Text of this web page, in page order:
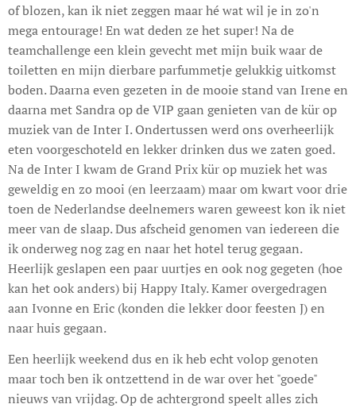
of blozen, kan ik niet zeggen maar hé wat wil je in zo'n
mega entourage! En wat deden ze het super! Na de
teamchallenge een klein gevecht met mijn buik waar de
toiletten en mijn dierbare parfummetje gelukkig uitkomst
boden. Daarna even gezeten in de mooie stand van Irene en
daarna met Sandra op de VIP gaan genieten van de kür op
muziek van de Inter I. Ondertussen werd ons overheerlijk
eten voorgeschoteld en lekker drinken dus we zaten goed.
Na de Inter I kwam de Grand Prix kür op muziek het was
geweldig en zo mooi (en leerzaam) maar om kwart voor drie
toen de Nederlandse deelnemers waren geweest kon ik niet
meer van de slaap. Dus afscheid genomen van iedereen die
ik onderweg nog zag en naar het hotel terug gegaan.
Heerlijk geslapen een paar uurtjes en ook nog gegeten (hoe
kan het ook anders) bij Happy Italy. Kamer overgedragen
aan Ivonne en Eric (konden die lekker door feesten J) en
naar huis gegaan.
Een heerlijk weekend dus en ik heb echt volop genoten
maar toch ben ik ontzettend in de war over het "goede"
nieuws van vrijdag. Op de achtergrond speelt alles zich